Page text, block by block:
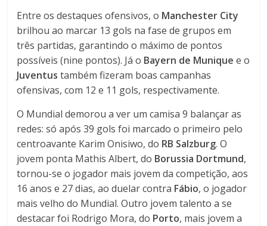
Entre os destaques ofensivos, o Manchester City
brilhou ao marcar 13 gols na fase de grupos em
três partidas, garantindo o máximo de pontos
possíveis (nine pontos). Já o Bayern de Munique e o
Juventus também fizeram boas campanhas
ofensivas, com 12 e 11 gols, respectivamente.
O Mundial demorou a ver um camisa 9 balançar as
redes: só após 39 gols foi marcado o primeiro pelo
centroavante Karim Onisiwo, do RB Salzburg. O
jovem ponta Mathis Albert, do Borussia Dortmund,
tornou-se o jogador mais jovem da competição, aos
16 anos e 27 dias, ao duelar contra Fábio, o jogador
mais velho do Mundial. Outro jovem talento a se
destacar foi Rodrigo Mora, do Porto, mais jovem a